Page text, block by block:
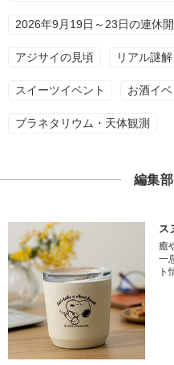
2026年9月19日～23日の連休
アジサイの見頃 リアル謎
スイーツイベント お酒イベ
プラネタリウム・天体観測
編集
ス
癒
一
ト